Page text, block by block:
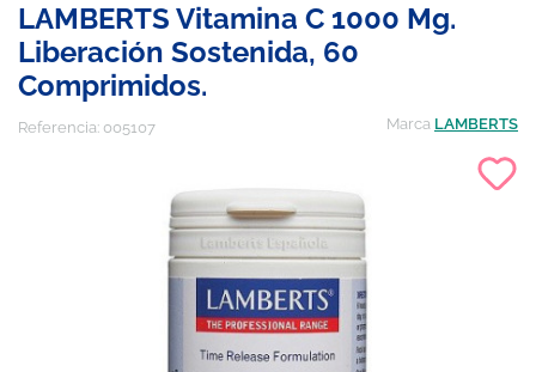
LAMBERTS Vitamina C 1000 Mg.
Liberación Sostenida, 60
Comprimidos.
Referencia: 005107 Marca LAMBERTS